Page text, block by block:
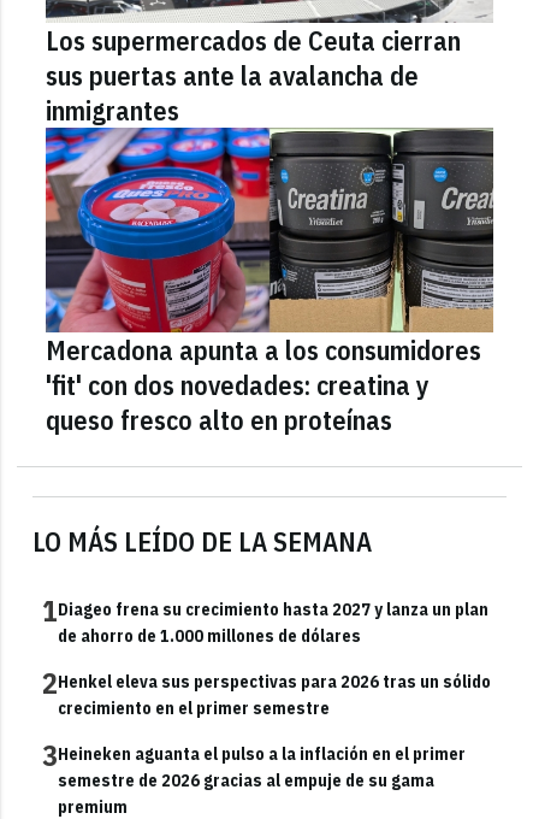
LO MÁS LEÍDO DE LA SEMANA
1Diageo frena su crecimiento hasta 2027 y lanza un plan
de ahorro de 1.000 millones de dólares
2Henkel eleva sus perspectivas para 2026 tras un sólido
crecimiento en el primer semestre
3Heineken aguanta el pulso a la inflación en el primer
semestre de 2026 gracias al empuje de su gama
premium
Los supermercados de Ceuta cierran
sus puertas ante la avalancha de
inmigrantes
Mercadona apunta a los consumidores
'fit' con dos novedades: creatina y
queso fresco alto en proteínas